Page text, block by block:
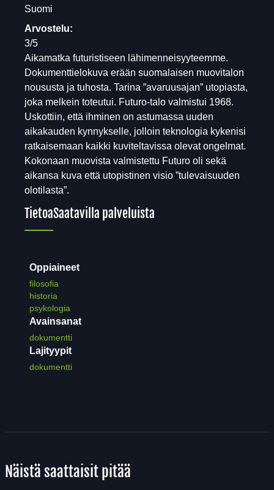
Suomi
Arvostelu:
3/5
Aikamatka futuristiseen lähimenneisyyteemme.
Dokumenttielokuva erään suomalaisen muovitalon
noususta ja tuhosta. Tarina ”avaruusajan” utopiasta,
joka melkein toteutui. Futuro-talo valmistui 1968.
Uskottiin, että ihminen on astumassa uuden
aikakauden kynnykselle, jolloin teknologia kykenisi
ratkaisemaan kaikki kuviteltavissa olevat ongelmat.
Kokonaan muovista valmistettu Futuro oli sekä
aikansa kuva että utopistinen visio ”tulevaisuuden
olotilasta”.
TietoaSaatavilla palveluista
Oppiaineet
filosofia
historia
psykologia
Avainsanat
dokumentti
Lajityypit
dokumentti
Näistä saattaisit pitää